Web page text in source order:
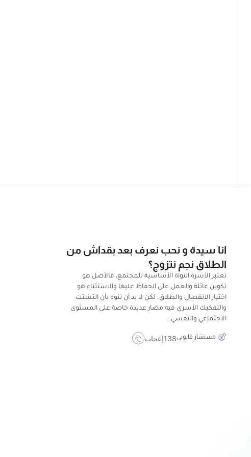
انا سيدة و نحب نعرف بعد بقداش من
الطلاق نجم نتزوج؟
تعتبر الأسرة النواة الأساسية للمجتمع، فالأصل هو
تكوين عائلة والعمل على الحفاظ عليها والاستثناء هو
اختيار الانفصال والطلاق. لكن لا بد أن ننوه بأن التشتت
والتفكيك الأسري فيه مضار عديدة خاصة على المستوى
الاجتماعي والنفسي…
مستشار قانوني إعجاب138